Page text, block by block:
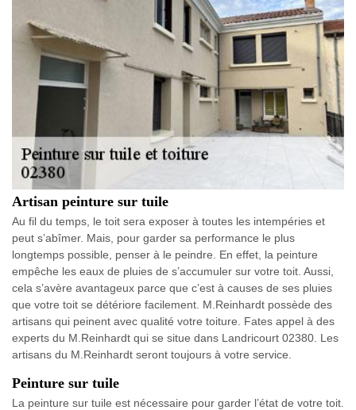
Artisan peinture sur tuile
Au fil du temps, le toit sera exposer à toutes les intempéries et
peut s’abîmer. Mais, pour garder sa performance le plus
longtemps possible, penser à le peindre. En effet, la peinture
empêche les eaux de pluies de s’accumuler sur votre toit. Aussi,
cela s’avère avantageux parce que c’est à causes de ses pluies
que votre toit se détériore facilement. M.Reinhardt possède des
artisans qui peinent avec qualité votre toiture. Fates appel à des
experts du M.Reinhardt qui se situe dans Landricourt 02380. Les
artisans du M.Reinhardt seront toujours à votre service.
Peinture sur tuile
La peinture sur tuile est nécessaire pour garder l’état de votre toit.